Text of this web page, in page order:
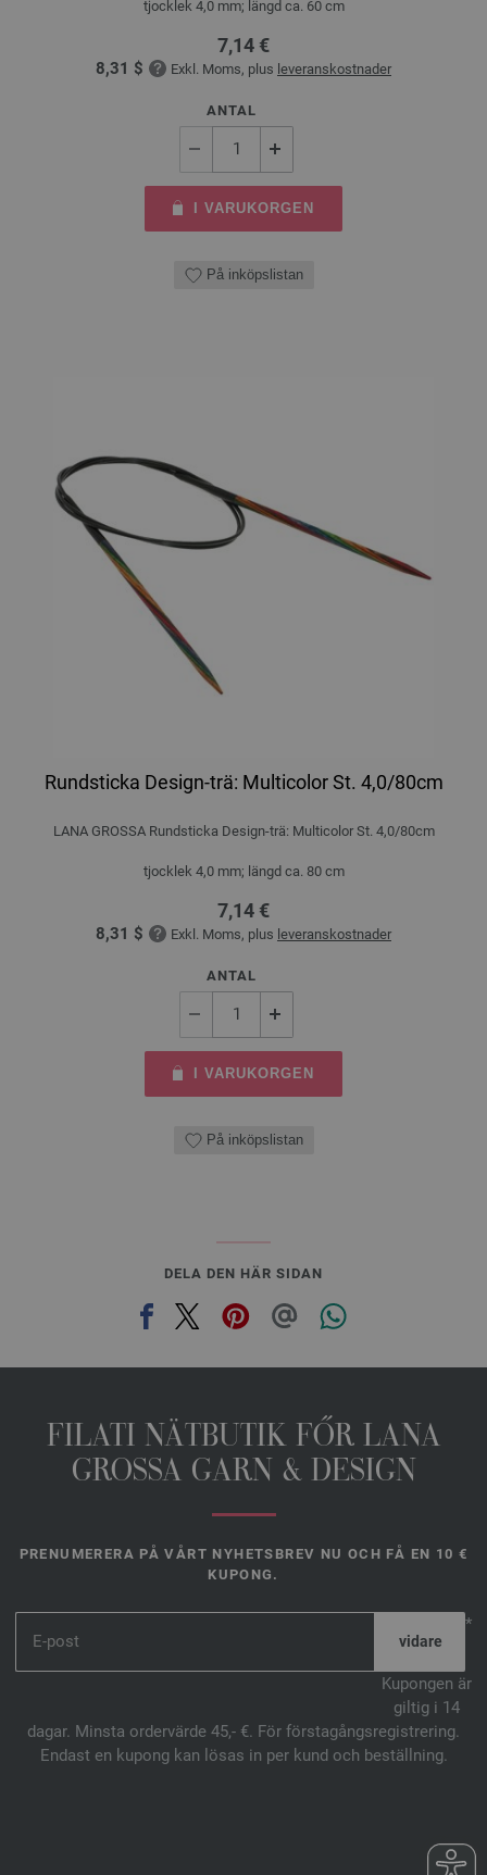
tjocklek 4,0 mm; längd ca. 60 cm
7,14 €
8,31 $ Exkl. Moms, plus leveranskostnader
ANTAL
I VARUKORGEN
På inköpslistan
Rundsticka Design-trä: Multicolor St. 4,0/80cm
LANA GROSSA Rundsticka Design-trä: Multicolor St. 4,0/80cm
tjocklek 4,0 mm; längd ca. 80 cm
7,14 €
8,31 $ Exkl. Moms, plus leveranskostnader
ANTAL
I VARUKORGEN
På inköpslistan
DELA DEN HÄR SIDAN
FILATI NÄTBUTIK FŐR LANA
GROSSA GARN & DESIGN
PRENUMERERA PÅ VÅRT NYHETSBREV NU OCH FÅ EN 10 €
KUPONG.
*
Kupongen är
giltig i 14
dagar. Minsta ordervärde 45,- €. För förstagångsregistrering.
Endast en kupong kan lösas in per kund och beställning.